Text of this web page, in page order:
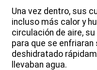
Una vez dentro, sus
incluso más calor y
circulación de aire,
para que se
deshidratado
llevaban agua.